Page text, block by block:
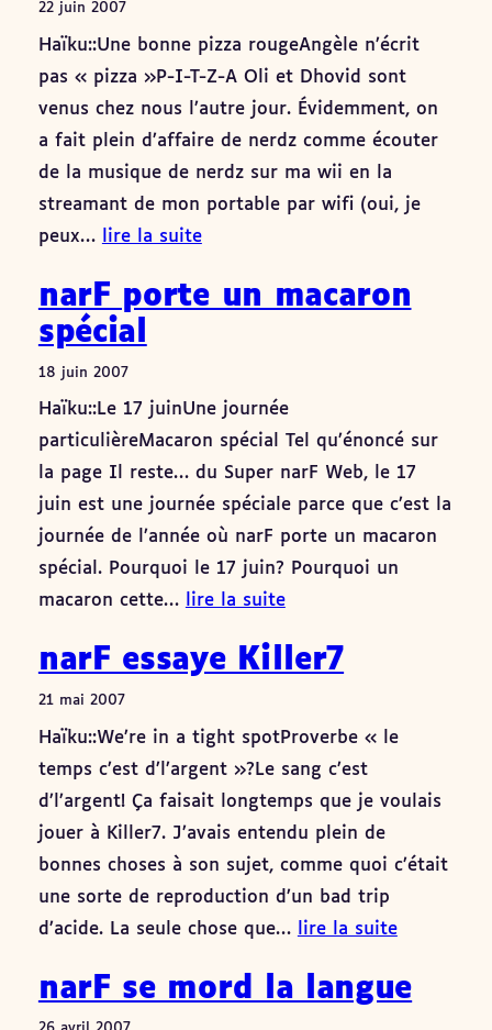
22 juin 2007
Haïku::Une bonne pizza rougeAngèle n’écrit
pas « pizza »P-I-T-Z-A Oli et Dhovid sont
venus chez nous l’autre jour. Évidemment, on
a fait plein d’affaire de nerdz comme écouter
de la musique de nerdz sur ma wii en la
streamant de mon portable par wifi (oui, je
peux…
lire la suite
narF porte un macaron
spécial
18 juin 2007
Haïku::Le 17 juinUne journée
particulièreMacaron spécial Tel qu’énoncé sur
la page Il reste… du Super narF Web, le 17
juin est une journée spéciale parce que c’est la
journée de l’année où narF porte un macaron
spécial. Pourquoi le 17 juin? Pourquoi un
macaron cette…
lire la suite
narF essaye Killer7
21 mai 2007
Haïku::We’re in a tight spotProverbe « le
temps c’est d’l’argent »?Le sang c’est
d’l’argent! Ça faisait longtemps que je voulais
jouer à Killer7. J’avais entendu plein de
bonnes choses à son sujet, comme quoi c’était
une sorte de reproduction d’un bad trip
d’acide. La seule chose que…
lire la suite
narF se mord la langue